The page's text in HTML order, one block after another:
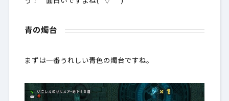
青の燭台
まずは一番うれしい青色の燭台ですね。